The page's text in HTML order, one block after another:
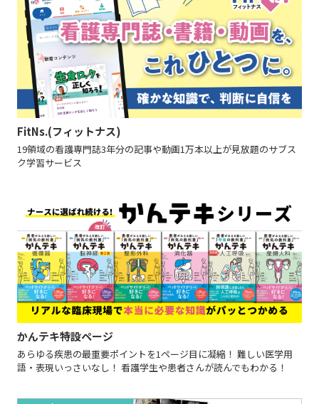
FitNs.(フィットナス)
19領域の看護専門誌3年分の記事や動画1万本以上が見放題のサブス
ク学習サービス
かんテキ特設ページ
あらゆる疾患の最重要ポイントを1ページ目に凝縮！ 難しい医学用
語・表現いっさいなし！ 看護学生や患者さんが読んでもわかる！